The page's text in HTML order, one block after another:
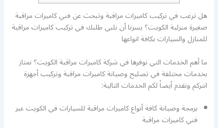
هل ترغب في تركيب كاميرات مراقبة وتبحث عن فني كاميرات مراقبة
صغيرة منزلية الكويت؟ يسرنا أن نلبي طلبك في تركيب كاميرات مراقبة
للمنازل والسيارات بكافة انواعها
ما أهم الخدمات التي نوفرها في شركة كاميرات مراقبة الكويت؟ نمتاز
بخدمات مختلفة في تصليح وصيانة كاميرات مراقبة وتركيب أجهزة
انتركم ونقدم أيضاً لكم الخدمات التالية:
برمجة وصيانة كافة أنواع كاميرات مراقبة للسيارات في الكويت عبر
فني كاميرات مراقبة